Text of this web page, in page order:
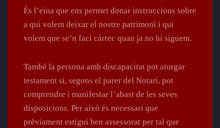
És l’eina que ens permet donar instruccions sobre
a qui volem deixar el nostre patrimoni i qui
volem que se’n faci càrrec quan ja no hi siguem.
També la persona amb discapacitat pot atorgar
testament si, segons el parer del Notari, pot
comprendre i manifestar l’abast de les seves
disposicions. Per això és necessari que
prèviament estigui ben assessorat per tal que